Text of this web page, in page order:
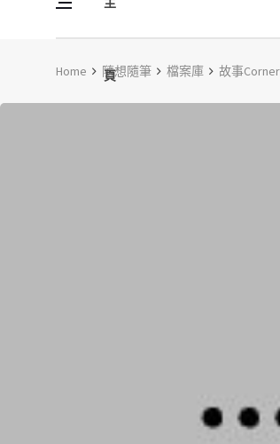
頁
Vine Media
葡萄樹傳媒
Home 隨想隨筆 檔案庫 故事Corner